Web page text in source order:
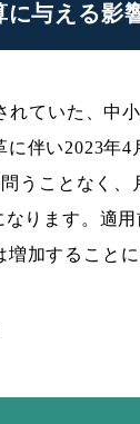
に与える影
れていた、中
伴い2023年
うことなく
ります。適
加することに